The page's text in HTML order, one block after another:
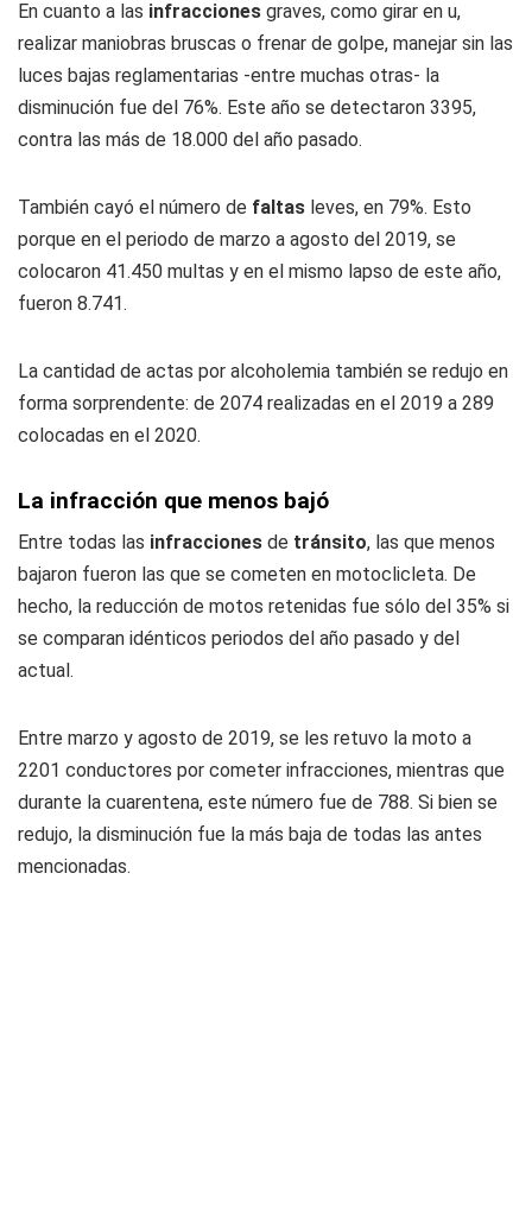
En cuanto a las infracciones graves, como girar en u,
realizar maniobras bruscas o frenar de golpe, manejar sin las
luces bajas reglamentarias -entre muchas otras- la
disminución fue del 76%. Este año se detectaron 3395,
contra las más de 18.000 del año pasado.
También cayó el número de faltas leves, en 79%. Esto
porque en el periodo de marzo a agosto del 2019, se
colocaron 41.450 multas y en el mismo lapso de este año,
fueron 8.741.
La cantidad de actas por alcoholemia también se redujo en
forma sorprendente: de 2074 realizadas en el 2019 a 289
colocadas en el 2020.
La infracción que menos bajó
Entre todas las infracciones de tránsito, las que menos
bajaron fueron las que se cometen en motoclicleta. De
hecho, la reducción de motos retenidas fue sólo del 35% si
se comparan idénticos periodos del año pasado y del
actual.
Entre marzo y agosto de 2019, se les retuvo la moto a
2201 conductores por cometer infracciones, mientras que
durante la cuarentena, este número fue de 788. Si bien se
redujo, la disminución fue la más baja de todas las antes
mencionadas.